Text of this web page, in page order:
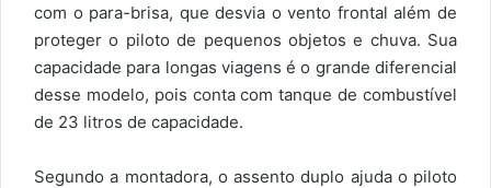
com o para-brisa, que desvia o vento frontal além de
proteger o piloto de pequenos objetos e chuva. Sua
capacidade para longas viagens é o grande diferencial
desse modelo, pois conta com tanque de combustível
de 23 litros de capacidade.
Segundo a montadora, o assento duplo ajuda o piloto